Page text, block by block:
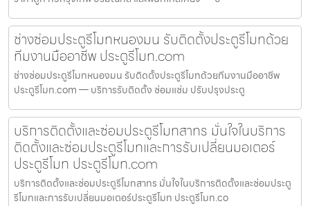
ช่างซ่อมประตูรีโมทหนองมน รับติดตั้งประตูรีโมทด้วย
ทีมงานมืออาชีพ ประตูรีโมท.com
ช่างซ่อมประตูรีโมทหนองมน รับติดตั้งประตูรีโมทด้วยทีมงานมืออาชีพ
ประตูรีโมท.com — บริการรับติดตั้ง ซ่อมแซ่ม ปรับปรุงประตู
บริการติดตั้งและซ่อมประตูรีโมทสาทร มั่นใจในบริการ
ติดตั้งและซ่อมประตูรีโมทและการรับเปลี่ยนมอเตอร์
ประตูรีโมท ประตูรีโมท.com
บริการติดตั้งและซ่อมประตูรีโมทสาทร มั่นใจในบริการติดตั้งและซ่อมประตู
รีโมทและการรับเปลี่ยนมอเตอร์ประตูรีโมท ประตูรีโมท.co